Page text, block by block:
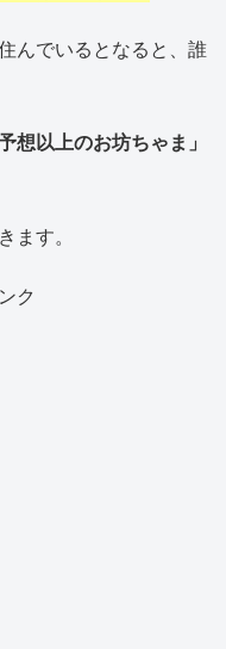
んでいるとなると、誰
予想以上のお坊ちゃま」
す。
ク